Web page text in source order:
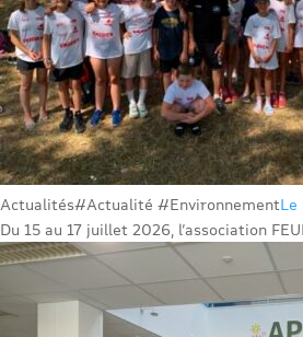
Actualités#Actualité #EnvironnementLe
Du 15 au 17 juillet 2026, l’association